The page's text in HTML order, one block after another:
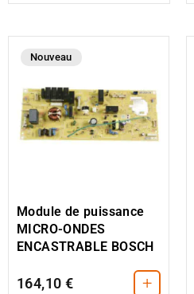
Nouveau
Module de puissance
MICRO-ONDES
ENCASTRABLE BOSCH
164,10 € +